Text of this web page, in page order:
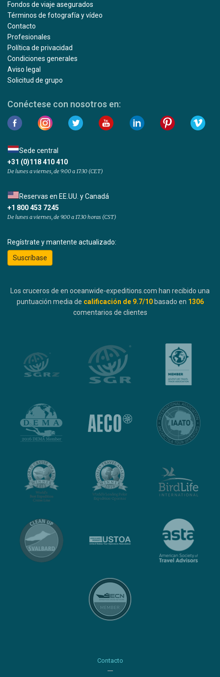
Fondos de viaje asegurados
Términos de fotografía y vídeo
Contacto
Profesionales
Política de privacidad
Condiciones generales
Aviso legal
Solicitud de grupo
Conéctese con nosotros en:
Sede central
+31 (0)118 410 410
De lunes a viernes, de 9:00 a 17:30 (CET)
Reservas en EE.UU. y Canadá
+1 800 453 7245
De lunes a viernes, de 9.00 a 17.30 horas (CST)
Regístrate y mantente actualizado:
Suscríbase
Los cruceros de en oceanwide-expeditions.com han recibido una
puntuación media de calificación de 9.7/10 basado en 1306
comentarios de clientes
Contacto